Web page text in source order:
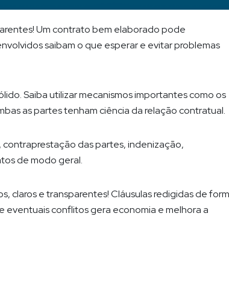
Um contrato bem elaborado pode
saibam o que esperar e evitar problemas
Saiba utilizar mecanismos importantes como os
as partes tenham ciência da relação contratual.
das partes, indenização,
de modo geral.
claros e transparentes! Cláusulas redigidas de
eventuais conflitos gera economia e melhora a